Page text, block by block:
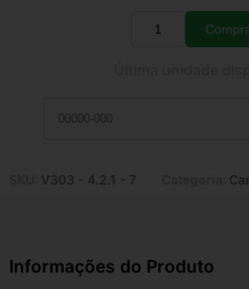
V303 - 4.2.1 - 7
Informações do Produto